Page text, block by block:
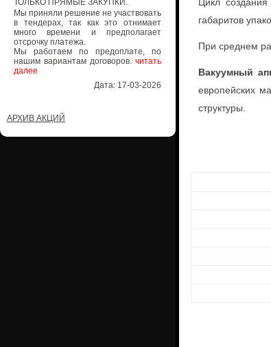
ТОЛЬКО ПРЯМЫЕ ЗАКУПКИ.
Мы приняли решение не участвовать
в тендерах, так как это отнимает
много времени и предполагает
отсрочку платежа.
Мы работаем по предоплате, по
нашим вариантам договоров. читать
далее
Дата: 17-03-2026
АРХИВ АКЦИЙ
габаритов
При среднем
Вакуумный
европейских
структуры.